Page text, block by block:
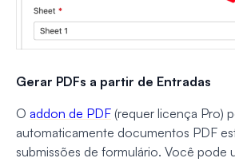
Gerar PDFs a partir de Entradas
O addon de PDF (requer licença Pro)
automaticamente documentos PDF
submissões de formulário. Você pode